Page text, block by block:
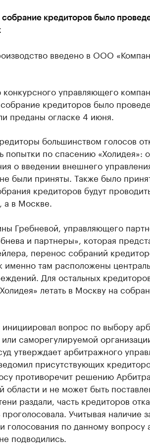
кредиторов было
введено в ООО
управляющего
кредиторов было
преданы огласке 4 июня.
большинством голосов
попытки по спасению «Холидея»:
о введении внешнего
были приняты. Также было
кредиторов будут
в Москве.
Гребневой, управляющего
и партнеры», которая
перенос собраний
именно там расположены
Для остальных
летать в Москву на
вопрос по выбору
саморегулируемой
утверждает арбитражного
присутствующих
противоречит решению
области и не может быть
раздали, часть кредиторов
Учитывая наличие
голосования по данному
подводились.